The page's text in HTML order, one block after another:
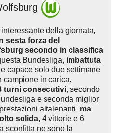
della giornata,
sesta forza del
secondo in classifica
Bundesliga, imbattuta
e capace solo due settimane
campione in carica.
turni consecutivi, secondo
e seconda miglior
altalenanti, ma
solida, 4 vittorie e 6
sconfitta ne sono la